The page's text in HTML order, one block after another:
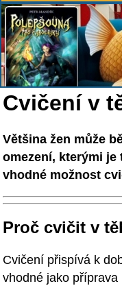
Cvičení v
Většina žen může
omezení, kterými je
vhodné možnost
Proč cvičit v
Cvičení přispívá k
vhodné jako